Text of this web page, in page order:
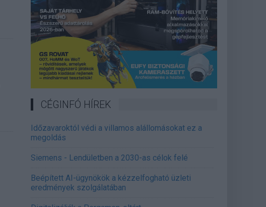
CÉGINFÓ HÍREK
Időzavaroktól védi a villamos alállomásokat ez a
megoldás
Siemens - Lendületben a 2030-as célok felé
Beépített AI-ügynökök a kézzelfogható üzleti
eredmények szolgálatában